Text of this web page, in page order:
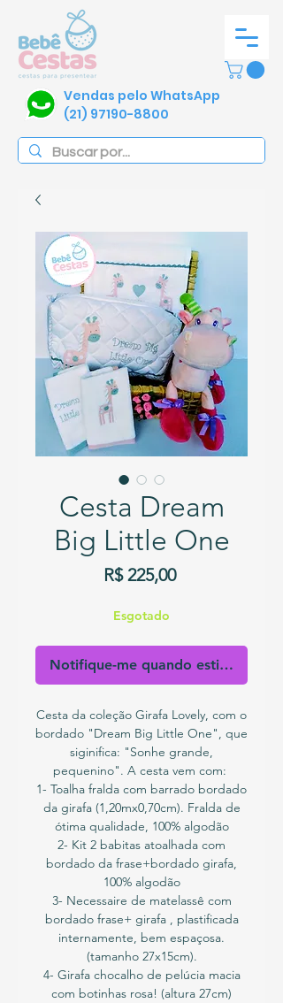
Vendas pelo WhatsApp
(21) 97190-8800
Cesta Dream
Big Little One
R$ 225,00Preço
Esgotado
Notifique-me quando estiver
Cesta da coleção Girafa Lovely, com o
bordado "Dream Big Little One", que
siginifica: "Sonhe grande,
pequenino". A cesta vem com:
1- Toalha fralda com barrado bordado
da girafa (1,20mx0,70cm). Fralda de
ótima qualidade, 100% algodão
2- Kit 2 babitas atoalhada com
bordado da frase+bordado girafa,
100% algodão
3- Necessaire de matelassê com
bordado frase+ girafa , plastificada
internamente, bem espaçosa.
(tamanho 27x15cm).
4- Girafa chocalho de pelúcia macia
com botinhas rosa! (altura 27cm)